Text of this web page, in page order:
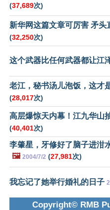
(37,689次)
新华网这篇文章可厉害 矛头
(32,250次)
这个武器比任何武器都让江
老江，秘书汤儿泡饭，这才
(28,017次)
高层爆惊天内幕！江九华山
(40,401次)
李肇星，牙修好了脑子进泔
🖼️ 2004/7/2 (27,981次)
我忘记了她举行婚礼的日子
Copyright© RMB